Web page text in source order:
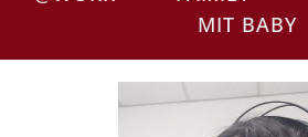
MIT BABY